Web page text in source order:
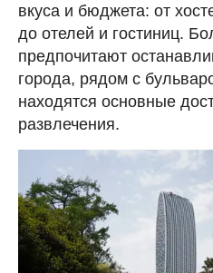
вкуса и бюджета: от
до отелей и гостиниц.
предпочитают
города, рядом с
находятся основные
развлечения.